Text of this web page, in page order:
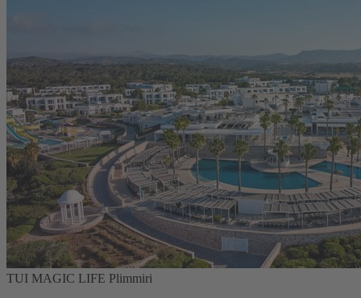
TUI MAGIC LIFE Plimmiri